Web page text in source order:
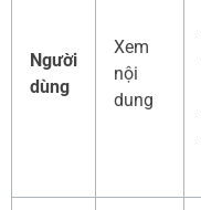
Người
dùng
Xem
nội
dung